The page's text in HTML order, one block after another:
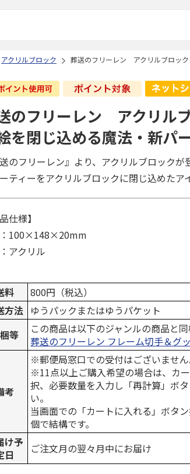
アクリルブロック 葬送のフリーレン アクリルブロッ
のフリーレン アクリル
を閉じ込める魔法・新パ
送のフリーレン』より、アクリルブロックが
ティーをアクリルブロックに閉じ込めたア
仕様】
100×148×20mm
アクリル
料
800円（税込）
方法 ゆうパックまたはゆうパケット
等
この商品は以下のジャンルの商品と同
葬送のフリーレン フレーム切手＆グ
考
※郵便局窓口での受付はございません
※11点以上ご購入希望の場合は、カ
択、必要数量を入力し「再計算」ボ
い。
当画面での「カートに入れる」ボタ
個で結構です。
け予
日
ご注文月の翌々月中にお届け